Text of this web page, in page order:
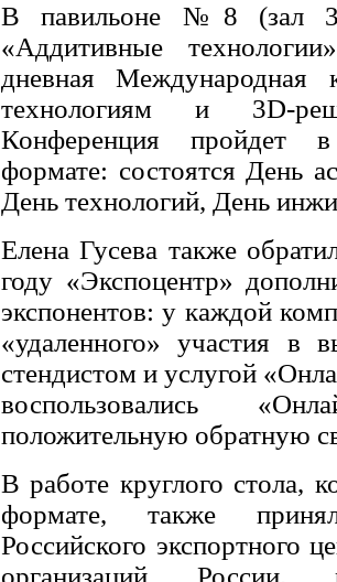
В павильоне №8 (зал 3)
«Аддитивные
дневная Международная
технологиям и 3D-
Конференция пройдет
формате: состоятся День
День технологий, День
Елена Гусева также
году «Экспоцентр»
экспонентов: у каждой
«удаленного» участия в
стендистом и услугой
воспользовались
положительную обратную
В работе круглого стола,
формате, также
Российского экспортного
организаций России,